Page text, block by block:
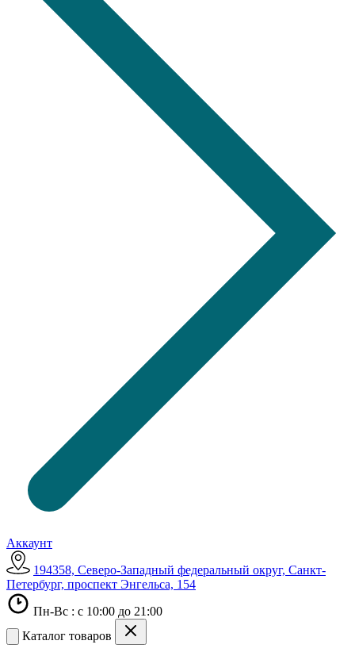
Аккаунт
194358, Северо-Западный федеральный округ, Санкт-
Петербург, проспект Энгельса, 154
Пн-Вс : с 10:00 до 21:00
Каталог товаров